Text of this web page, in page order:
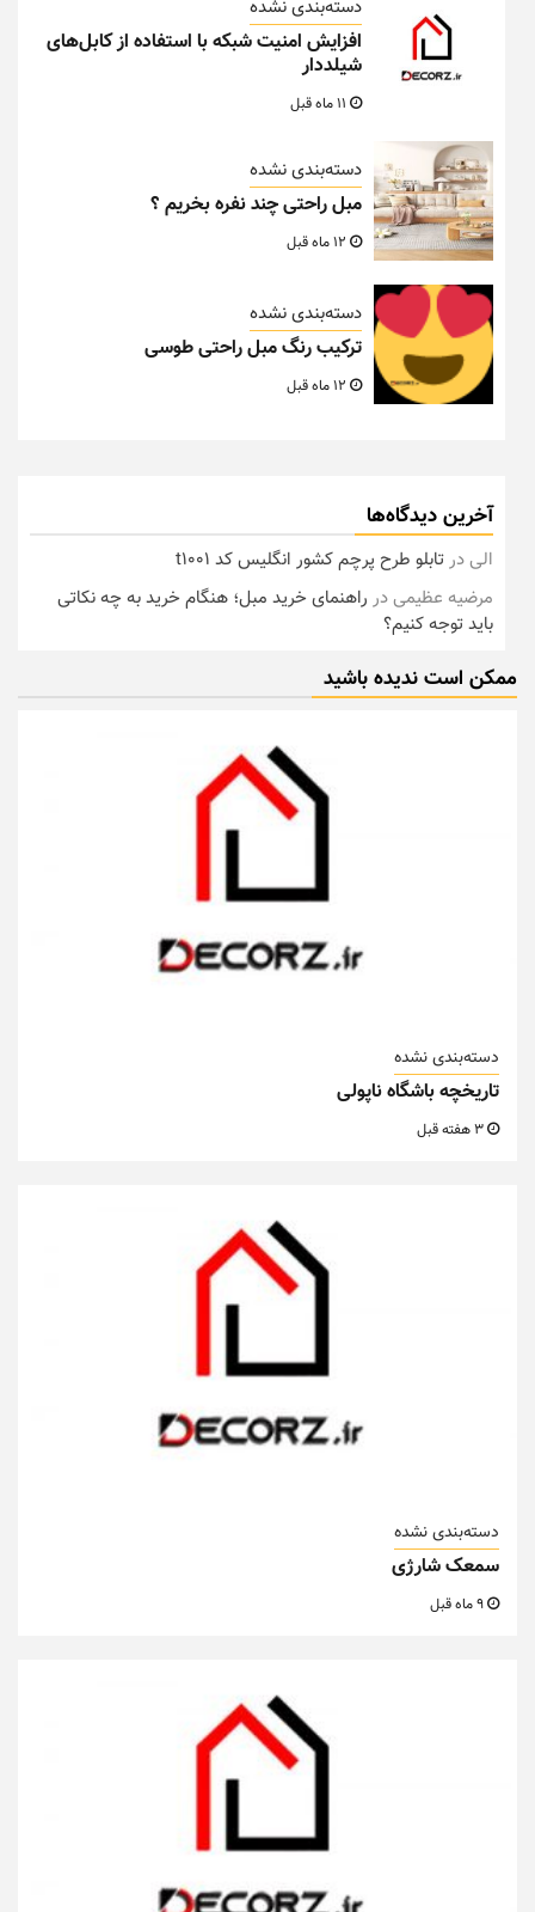
دسته‌بندی نشده
افزایش امنیت شبکه با استفاده از کابل‌های
شیلددار
دسته‌بندی نشده
مبل راحتی چند نفره بخریم ؟
دسته‌بندی نشده
ترکیب رنگ مبل راحتی طوسی
آخرین دیدگاه‌ها
الیدرتابلو طرح پرچم کشور انگلیس کد t1001
مرضیه عظیمیدر راهنمای خرید مبل؛ هنگام خرید به چه نکاتی
باید توجه کنیم؟
ممکن است ندیده باشید
دسته‌بندی نشده
تاریخچه باشگاه ناپولی
دسته‌بندی نشده
سمعک شارژی